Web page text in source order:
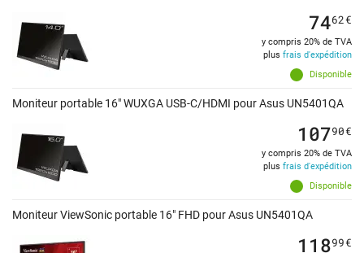
Disponible
7462€
y compris 20% de TVA
plus frais d'expédition
Moniteur portable 16" WUXGA USB-C/HDMI pour Asus UN5401QA
Disponible
10790€
y compris 20% de TVA
plus frais d'expédition
Moniteur ViewSonic portable 16" FHD pour Asus UN5401QA
11899€